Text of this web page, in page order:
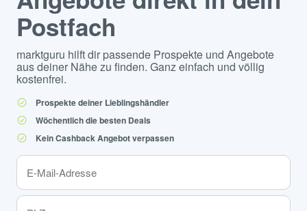
Postfach
marktguru hilft dir passende Prospekte und Angebote
aus deiner Nähe zu finden. Ganz einfach und völlig
kostenfrei.
Prospekte deiner Lieblingshändler
Wöchentlich die besten Deals
Kein Cashback Angebot verpassen